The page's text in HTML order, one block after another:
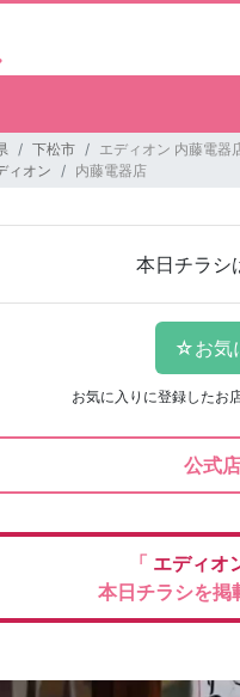
下松市
エディオン 内藤電器
ィオン 内藤電器店
本日チラシ
お気に入りに登録したお
公式
「 エディオ
本日チラシを掲